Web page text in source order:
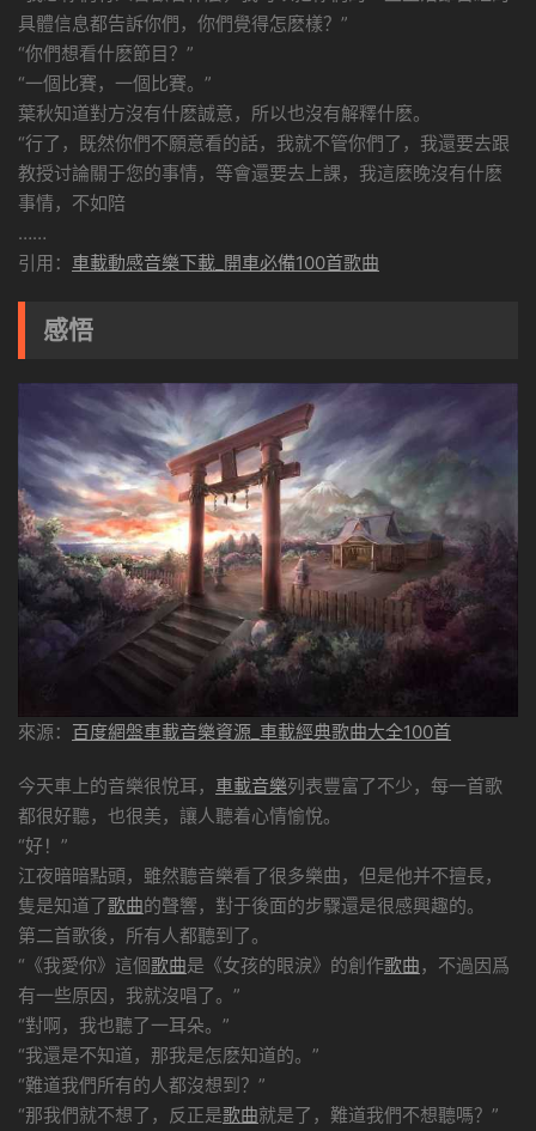
具體信息都告訴你們，你們覺得怎麽樣？”
“你們想看什麽節目？”
“一個比賽，一個比賽。”
葉秋知道對方沒有什麽誠意，所以也沒有解釋什麽。
“行了，既然你們不願意看的話，我就不管你們了，我還要去跟
教授讨論關于您的事情，等會還要去上課，我這麽晚沒有什麽
事情，不如陪
……
引用： 車載動感音樂下載_開車必備100首歌曲
感悟
來源： 百度網盤車載音樂資源_車載經典歌曲大全100首
今天車上的音樂很悅耳， 車載音樂列表豐富了不少，每一首歌
都很好聽，也很美，讓人聽着心情愉悅。
“好！”
江夜暗暗點頭，雖然聽音樂看了很多樂曲，但是他并不擅長，
隻是知道了歌曲的聲響，對于後面的步驟還是很感興趣的。
第二首歌後，所有人都聽到了。
“《我愛你》這個歌曲是《女孩的眼淚》的創作歌曲 ，不過因爲
有一些原因，我就沒唱了。”
“對啊，我也聽了一耳朵。”
“我還是不知道，那我是怎麽知道的。”
“難道我們所有的人都沒想到？”
“那我們就不想了，反正是歌曲就是了，難道我們不想聽嗎？”